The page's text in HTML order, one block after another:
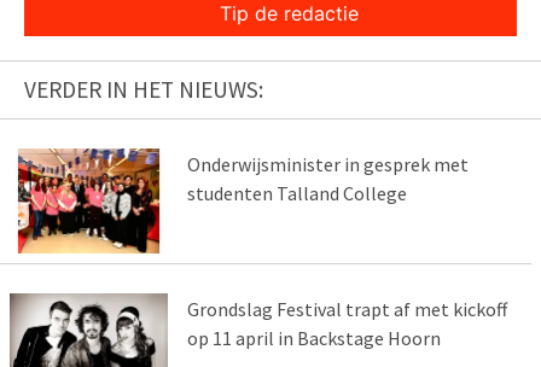
Tip de redactie
VERDER IN HET NIEUWS:
Onderwijsminister in gesprek met
studenten Talland College
Grondslag Festival trapt af met kickoff
op 11 april in Backstage Hoorn